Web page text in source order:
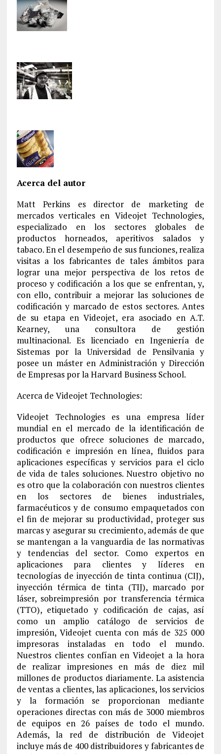
Acerca del autor
Matt Perkins es director de marketing de
mercados verticales en Videojet Technologies,
especializado en los sectores globales de
productos horneados, aperitivos salados y
tabaco. En el desempeño de sus funciones, realiza
visitas a los fabricantes de tales ámbitos para
lograr una mejor perspectiva de los retos de
proceso y codificación a los que se enfrentan, y,
con ello, contribuir a mejorar las soluciones de
codificación y marcado de estos sectores. Antes
de su etapa en Videojet, era asociado en A.T.
Kearney, una consultora de gestión
multinacional. Es licenciado en Ingeniería de
Sistemas por la Universidad de Pensilvania y
posee un máster en Administración y Dirección
de Empresas por la Harvard Business School.
Acerca de Videojet Technologies:
Videojet Technologies es una empresa líder
mundial en el mercado de la identificación de
productos que ofrece soluciones de marcado,
codificación e impresión en línea, fluidos para
aplicaciones específicas y servicios para el ciclo
de vida de tales soluciones. Nuestro objetivo no
es otro que la colaboración con nuestros clientes
en los sectores de bienes industriales,
farmacéuticos y de consumo empaquetados con
el fin de mejorar su productividad, proteger sus
marcas y asegurar su crecimiento, además de que
se mantengan a la vanguardia de las normativas
y tendencias del sector. Como expertos en
aplicaciones para clientes y líderes en
tecnologías de inyección de tinta continua (CIJ),
inyección térmica de tinta (TIJ), marcado por
láser, sobreimpresión por transferencia térmica
(TTO), etiquetado y codificación de cajas, así
como un amplio catálogo de servicios de
impresión, Videojet cuenta con más de 325 000
impresoras instaladas en todo el mundo.
Nuestros clientes confían en Videojet a la hora
de realizar impresiones en más de diez mil
millones de productos diariamente. La asistencia
de ventas a clientes, las aplicaciones, los servicios
y la formación se proporcionan mediante
operaciones directas con más de 3000 miembros
de equipos en 26 países de todo el mundo.
Además, la red de distribución de Videojet
incluye más de 400 distribuidores y fabricantes de